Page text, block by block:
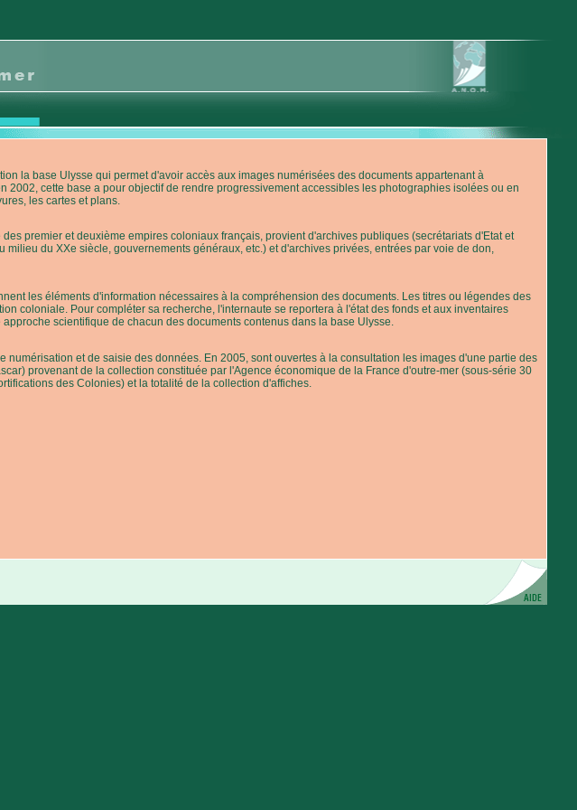
la base Ulysse qui permet d'avoir accès aux images numérisées des documents appartenant à
2002, cette base a pour objectif de rendre progressivement accessibles les photographies isolées ou en
les cartes et plans.
premier et deuxième empires coloniaux français, provient d'archives publiques (secrétariats d'Etat et
du XXe siècle, gouvernements généraux, etc.) et d'archives privées, entrées par voie de don,
les éléments d'information nécessaires à la compréhension des documents. Les titres ou légendes des
coloniale. Pour compléter sa recherche, l'internaute se reportera à l'état des fonds et aux inventaires
scientifique de chacun des documents contenus dans la base Ulysse.
numérisation et de saisie des données. En 2005, sont ouvertes à la consultation les images d'une partie des
provenant de la collection constituée par l'Agence économique de la France d'outre-mer (sous-série 30
des Colonies) et la totalité de la collection d'affiches.